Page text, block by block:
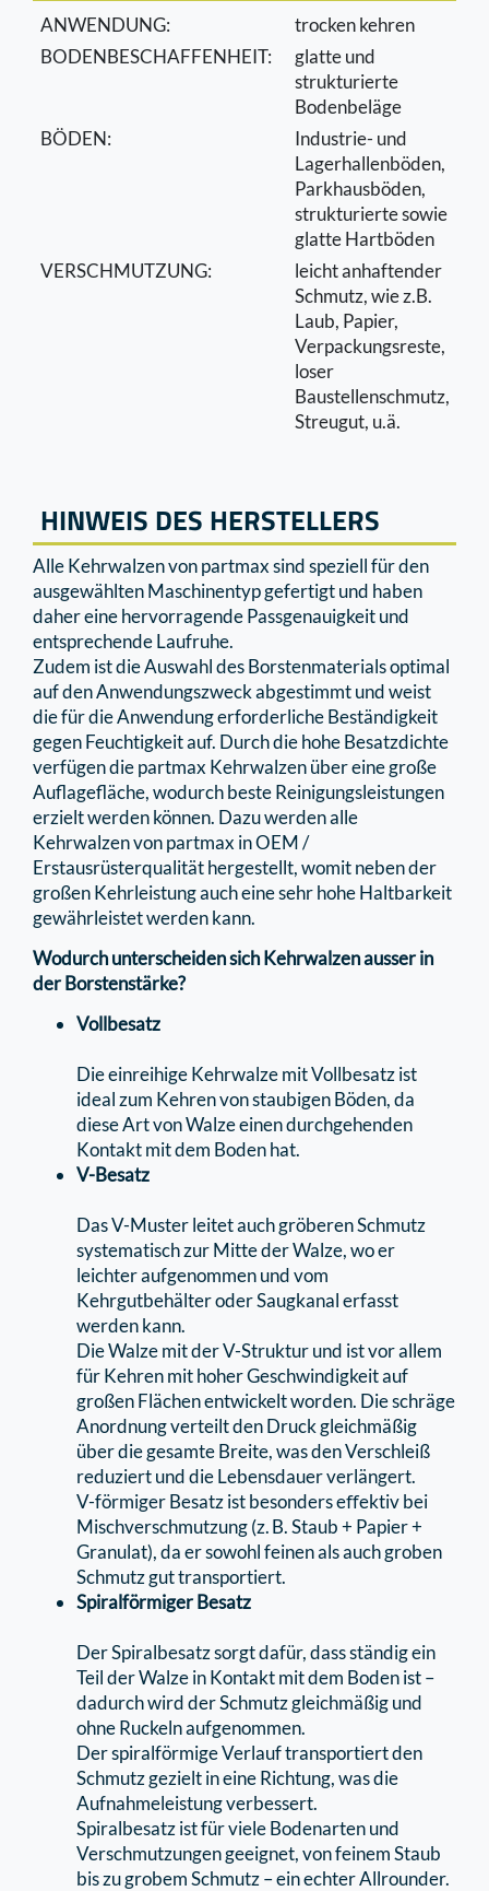
ANWENDUNG:
trocken kehren
BODENBESCHAFFENHEIT:
glatte und
strukturierte
Bodenbeläge
BÖDEN:
Industrie- und
Lagerhallenböden,
Parkhausböden,
strukturierte sowie
glatte Hartböden
VERSCHMUTZUNG:
leicht anhaftender
Schmutz, wie z.B.
Laub, Papier,
Verpackungsreste,
loser
Baustellenschmutz,
Streugut, u.ä.
HINWEIS DES HERSTELLERS
Alle Kehrwalzen von partmax sind speziell für den
ausgewählten Maschinentyp gefertigt und haben
daher eine hervorragende Passgenauigkeit und
entsprechende Laufruhe.
Zudem ist die Auswahl des Borstenmaterials optimal
auf den Anwendungszweck abgestimmt und weist
die für die Anwendung erforderliche Beständigkeit
gegen Feuchtigkeit auf. Durch die hohe Besatzdichte
verfügen die partmax Kehrwalzen über eine große
Auﬂageﬂäche, wodurch beste Reinigungsleistungen
erzielt werden können. Dazu werden alle
Kehrwalzen von partmax in OEM /
Erstausrüsterqualität hergestellt, womit neben der
großen Kehrleistung auch eine sehr hohe Haltbarkeit
gewährleistet werden kann.
Wodurch unterscheiden sich Kehrwalzen ausser in
der Borstenstärke?
Vollbesatz
Die einreihige Kehrwalze mit Vollbesatz ist
ideal zum Kehren von staubigen Böden, da
diese Art von Walze einen durchgehenden
Kontakt mit dem Boden hat.
V-Besatz
Das V-Muster leitet auch gröberen Schmutz
systematisch zur Mitte der Walze, wo er
leichter aufgenommen und vom
Kehrgutbehälter oder Saugkanal erfasst
werden kann.
Die Walze mit der V-Struktur und ist vor allem
für Kehren mit hoher Geschwindigkeit auf
großen Flächen entwickelt worden. Die schräge
Anordnung verteilt den Druck gleichmäßig
über die gesamte Breite, was den Verschleiß
reduziert und die Lebensdauer verlängert.
V-förmiger Besatz ist besonders eﬀektiv bei
Mischverschmutzung (z. B. Staub + Papier +
Granulat), da er sowohl feinen als auch groben
Schmutz gut transportiert.
Spiralförmiger Besatz
Der Spiralbesatz sorgt dafür, dass ständig ein
Teil der Walze in Kontakt mit dem Boden ist –
dadurch wird der Schmutz gleichmäßig und
ohne Ruckeln aufgenommen.
Der spiralförmige Verlauf transportiert den
Schmutz gezielt in eine Richtung, was die
Aufnahmeleistung verbessert.
Spiralbesatz ist für viele Bodenarten und
Verschmutzungen geeignet, von feinem Staub
bis zu grobem Schmutz – ein echter Allrounder.